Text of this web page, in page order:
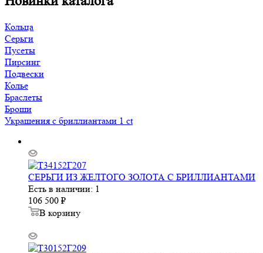
Кольца
Серьги
Пусеты
Пирсинг
Подвески
Колье
Браслеты
Броши
Украшения с бриллиантами 1 ct
СЕРЬГИ ИЗ ЖЕЛТОГО ЗОЛОТА С БРИЛЛИАНТАМИ
Есть в наличии: 1
106 500 ₽
В корзину